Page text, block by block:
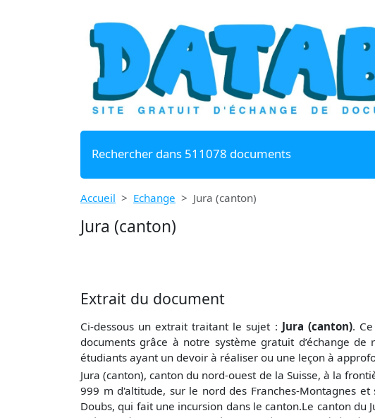
Rechercher dans 511078 documents
Accueil Echange Jura (canton)
Jura (canton)
Extrait du document
Ci-dessous un extrait traitant le sujet : Jura (canton).
documents grâce à notre système gratuit d’échange
étudiants ayant un devoir à réaliser ou une leçon à
Jura (canton), canton du nord-ouest de la Suisse, à la
999 m d'altitude, sur le nord des Franches-Montagnes
Doubs, qui fait une incursion dans le canton.Le canton